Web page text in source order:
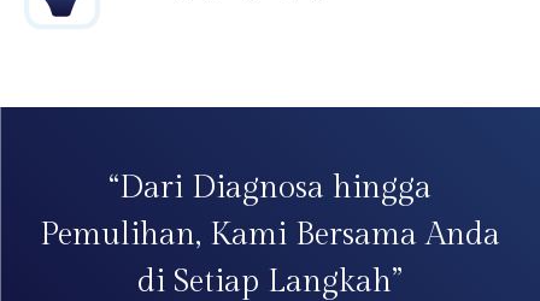
“Dari Diagnosa hingga
Pemulihan, Kami Bersama Anda
di Setiap Langkah”